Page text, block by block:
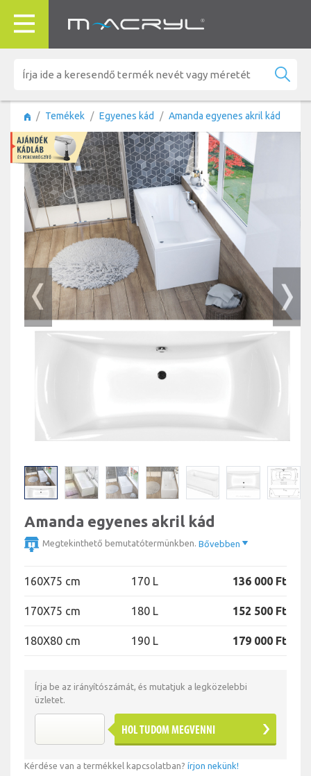
Temékek Egyenes kád Amanda egyenes akril kád
Amanda egyenes akril kád
Megtekinthető bemutatótermünkben. Bővebben
160X75 cm 170 L 136 000 Ft
170X75 cm 180 L 152 500 Ft
180X80 cm 190 L 179 000 Ft
Írja be az irányítószámát, és mutatjuk a legközelebbi
üzletet.
HOL TUDOM MEGVENNI
Kérdése van a termékkel kapcsolatban? írjon nekünk!